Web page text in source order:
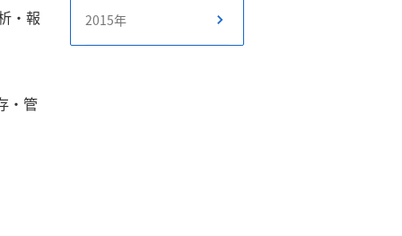
・報
・管
2015年